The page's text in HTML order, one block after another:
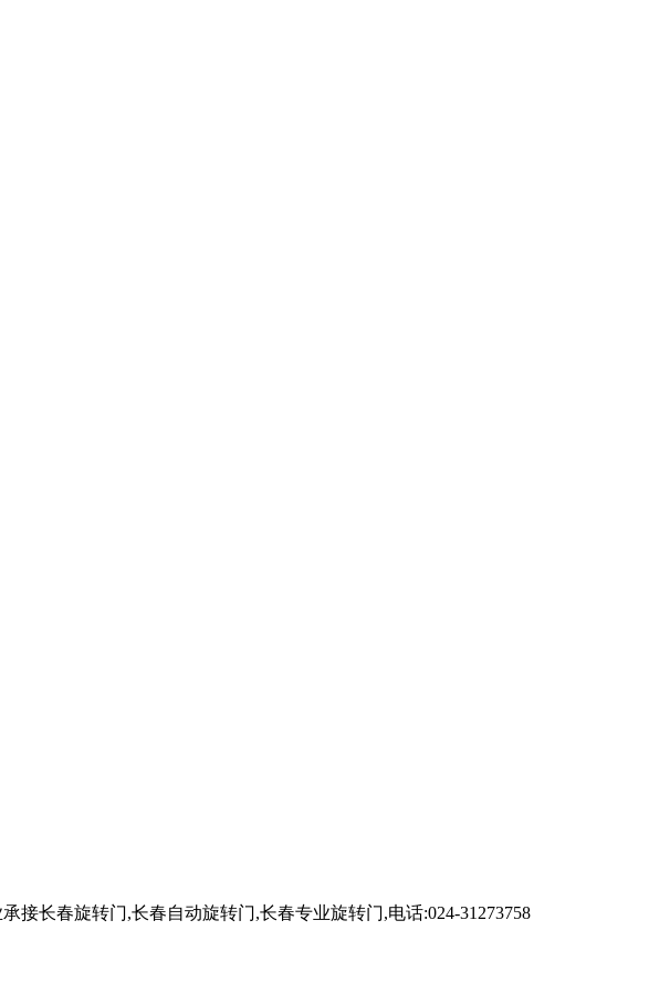
长春旋转门,长春自动旋转门,长春专业旋转门,电话:024-31273758